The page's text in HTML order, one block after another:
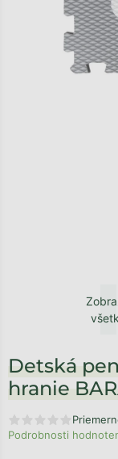
Detská
hranie
Podrobnosti